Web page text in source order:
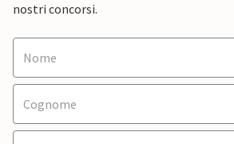
nostri concorsi.